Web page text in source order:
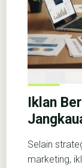
Iklan
Selain
marketing,